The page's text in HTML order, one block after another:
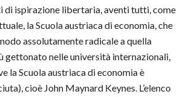
di ispirazione libertaria, aventi tutti, come
la Scuola austriaca di economia, che
assolutamente radicale a quella
gettonato nelle università internazionali,
la Scuola austriaca di economia è
cioè John Maynard Keynes. L’elenco